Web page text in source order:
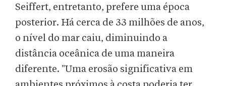
Seiffert, entretanto, prefere uma época
posterior. Há cerca de 33 milhões de anos,
o nível do mar caiu, diminuindo a
distância oceânica de uma maneira
diferente. "Uma erosão significativa em